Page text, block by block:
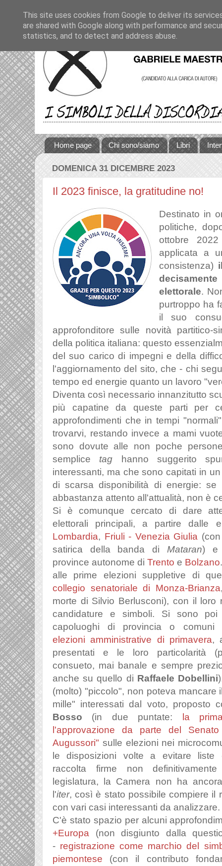
Home page Chi sono/siamo Libri
DOMENICA 31 DICEMBRE 2023
Il 2023 finisce, la gratitudine no!
Destinato in
politiche,
ottobre
applicata a
consistenza)
elettorale.
purtroppo ha
il suo
approfonditore sulle novità partitico-
della politica italiana: questo
del suo carico di impegni e della
l'aggiornamento del sito, che - chi
tempo ed energie quanto un lavoro
Diventa così necessario innanzitutto
più capatine da queste parti per
approfondimenti che in tempi
trovarvi, restando invece a mami
sono dovute alle non poche
semplice tag hanno suggerito
interessanti, ma che sono capitati in
di scarsa disponibilità di energie:
abbastanza attento all'attualità, non è
Si è comunque cercato di dare
elettorali principali, a partire dalle
Lombardia, Friuli - Venezia Giulia
satirica della banda di Mataran)
province autonome di Trento e Bolzano
alle prime elezioni suppletive di
collegio senatoriale di Monza-Brianza
morte di Silvio Berlusconi), con il loro
candidature e simboli. Si sono
capoluoghi di provincia o comuni
elezioni amministrative di primavera,
presentati e le loro particolarità
consueto, mai banale e sempre
anche su quello di Raffaele Dobellini
(molto) "piccolo", non poteva mancare
mille" interessati dal voto, proposto
Bosso (in due puntate:
la
l'approvazione da parte del
Augussori" sulle elezioni nei
le disposizioni volte a evitare liste
raccolta firme non
legislatura, la Camera non ha
l'iter, così è stato possibile compiere il
con vari casi interessanti da analizzare.
C'è stato spazio per alcuni
+Europa (non disgiunto dalla
- registrazione come marchio del
piemontese (con il contributo
This site uses cookies from Google to deliver its
are shared with Google along with performance and
statistics, and to detect and address abuse.